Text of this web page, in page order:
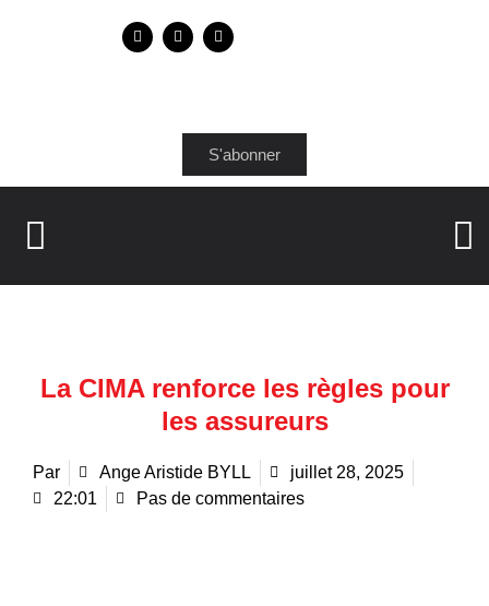
S'abonner
La CIMA renforce les règles pour
les assureurs
Par Ange Aristide BYLL
juillet 28, 2025
22:01
Pas de commentaires